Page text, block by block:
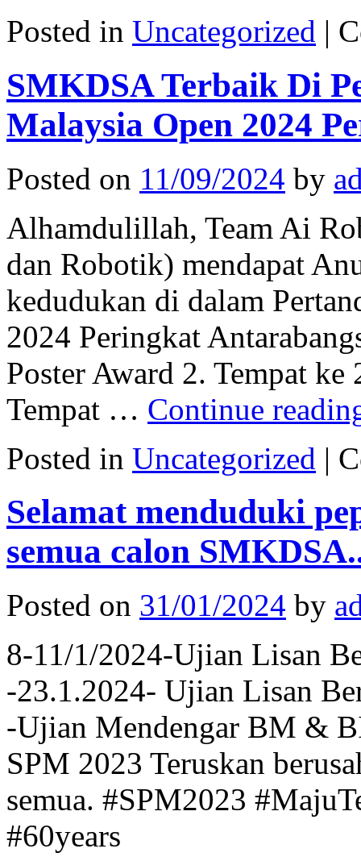
Posted in Uncategorized |
SMKDSA Terbaik Di
Malaysia Open 2024
Posted on 11/09/2024 by
Alhamdulillah, Team Ai
dan Robotik) mendapat
kedudukan di dalam
2024 Peringkat
Poster Award 2. Tempat
Tempat … Continue
Posted in Uncategorized |
Selamat menduduki
semua calon
Posted on 31/01/2024 by
8-11/1/2024-Ujian Lisan
-23.1.2024- Ujian Lisan
-Ujian Mendengar BM &
SPM 2023 Teruskan
semua. #SPM2023
#60years